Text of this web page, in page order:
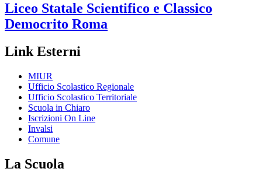
Liceo Statale Scientifico e Classico
Democrito Roma
Link Esterni
MIUR
Ufficio Scolastico Regionale
Ufficio Scolastico Territoriale
Scuola in Chiaro
Iscrizioni On Line
Invalsi
Comune
La Scuola